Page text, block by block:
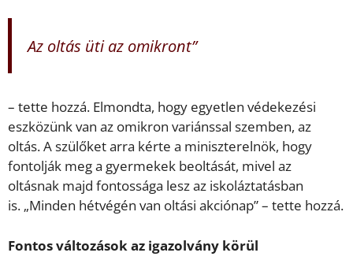
Az oltás üti az omikront”
– tette hozzá. Elmondta, hogy egyetlen védekezési
eszközünk van az omikron variánssal szemben, az
oltás. A szülőket arra kérte a miniszterelnök, hogy
fontolják meg a gyermekek beoltását, mivel az
oltásnak majd fontossága lesz az iskoláztatásban
is. „Minden hétvégén van oltási akciónap” – tette hozzá.
Fontos változások az igazolvány körül